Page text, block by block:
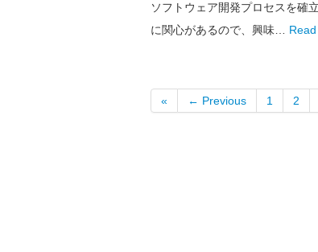
ソフトウェア開発プロセスを確
に関心があるので、興味…
« ← Previous 1 2